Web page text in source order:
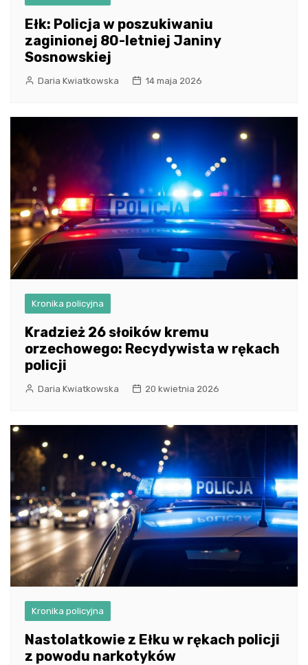
Ełk: Policja w poszukiwaniu
zaginionej 80-letniej Janiny
Sosnowskiej
Daria Kwiatkowska 14 maja 2026
Kronika policyjna
Kradzież 26 słoików kremu
orzechowego: Recydywista w rękach
policji
Daria Kwiatkowska 20 kwietnia 2026
Kronika policyjna
Nastolatkowie z Ełku w rękach policji
z powodu narkotyków